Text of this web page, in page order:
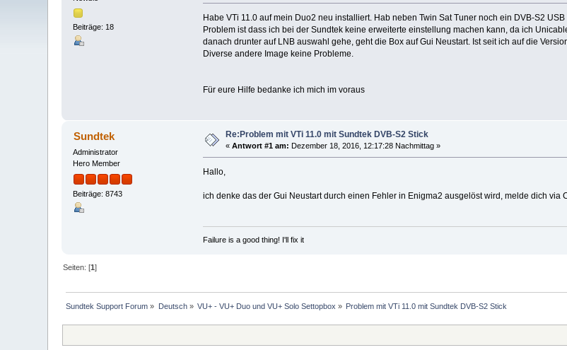
Beiträge: 18
Habe VTi 11.0 auf mein Duo2 neu installiert. Hab neben Twin Sat Tuner noch ein DVB-S2
Problem ist dass ich bei der Sundtek keine erweiterte einstellung machen kann, da ich
danach drunter auf LNB auswahl gehe, geht die Box auf Gui Neustart. Ist seit ich auf die
Diverse andere Image keine Probleme.
Für eure Hilfe bedanke ich mich im voraus
Sundtek
Administrator
Hero Member
Beiträge: 8743
Re:Problem mit VTi 11.0 mit Sundtek DVB-S2 Stick
«Antwort #1 am: Dezember 18, 2016, 12:17:28 Nachmittag »
Hallo,
ich denke das der Gui Neustart durch einen Fehler in Enigma2 ausgelöst wird, melde dich
Failure is a good thing! I'll fix it
Seiten: [1]
Sundtek Support Forum » Deutsch» VU+ - VU+ Duo und VU+ Solo Settopbox » Problem mit VTi 11.0 mit Sundtek DVB-S2 Stick